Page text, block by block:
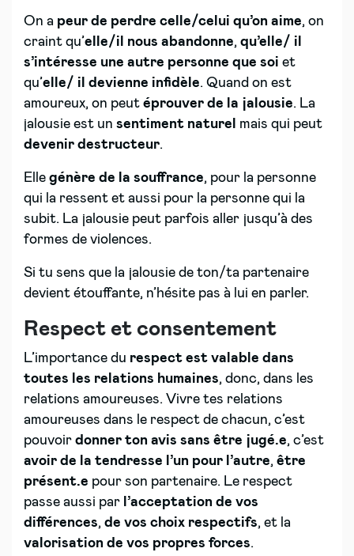
On a peur de perdre celle/celui qu’on aime, on
craint qu’elle/il nous abandonne, qu’elle/ il
s’intéresse une autre personne que soi et
qu’elle/ il devienne infidèle. Quand on est
amoureux, on peut éprouver de la jalousie. La
jalousie est un sentiment naturel
mais qui peut
devenir destructeur.
Elle génère de la souffrance, pour la personne
qui la ressent et aussi pour la personne qui la
subit. La jalousie peut parfois aller jusqu’à des
formes de violences.
Si tu sens que la jalousie de ton/ta partenaire
devient étouffante, n’hésite pas à lui en parler.
Respect et consentement
L’importance du respect est valable dans
toutes les relations humaines, donc, dans les
relations amoureuses. Vivre tes relations
amoureuses dans le respect de chacun, c’est
pouvoir donner ton avis sans être jugé.e, c’est
avoir de la tendresse l’un pour l’autre, être
présent.e pour son partenaire. Le respect
passe aussi par l’acceptation de vos
différences, de vos choix respectifs, et la
valorisation de vos propres forces.